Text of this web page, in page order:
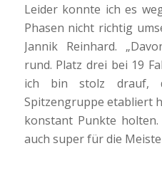
Leider konnte ich es
Phasen nicht richtig
Jannik Reinhard.
rund. Platz drei bei 19
ich bin stolz drauf,
Spitzengruppe etabliert
konstant Punkte
auch super für die